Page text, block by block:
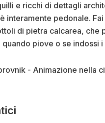
e ricchi di dettagli
interamente pedonale.
di pietra calcarea, che
piove o se indossi i